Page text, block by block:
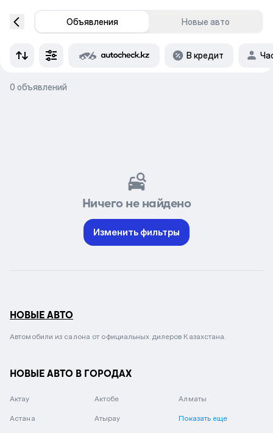
Объявления Новые авто
В кредит
0 объявлений
Ничего не найдено
Изменить фильтры
НОВЫЕ АВТО
Автомобили из салона от официальных дилеров Казахстана.
НОВЫЕ АВТО В ГОРОДАХ
Актау Актобе Алматы
Астана Атырау Показать еще